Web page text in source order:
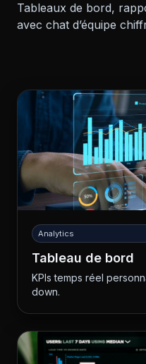
Tableaux de bord,
avec chat d’équipe
Analytics
Tableau de bord
KPIs temps réel
down.